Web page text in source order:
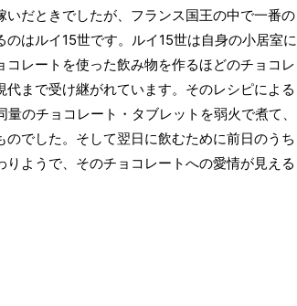
だときでしたが、フランス国王の中で一番の
はルイ15世です。ルイ15世は自身の小居室に
レートを使った飲み物を作るほどのチョコレ
まで受け継がれています。そのレシピによる
のチョコレート・タブレットを弱火で煮て、
でした。そして翌日に飲むために前日のうち
ようで、そのチョコレートへの愛情が見える